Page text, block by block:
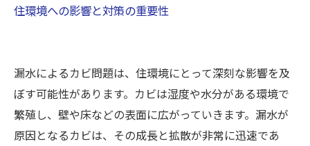
住環境への影響と対策の重要性
漏水によるカビ問題は、住環境にとって深刻な影響を及
ぼす可能性があります。カビは湿度や水分がある環境で
繁殖し、壁や床などの表面に広がっていきます。漏水が
原因となるカビは、その成長と拡散が非常に迅速であ